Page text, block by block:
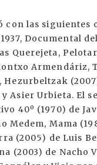
las siguientes
Documental
Querejeta,
Armendáriz,
Asier Urbieta. El
40º (1970) de
Medem, Mama
(2005) de Luis
(2003) de